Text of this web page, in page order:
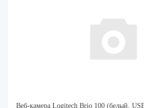
Веб-камера Logitech Brio 100 (белый,